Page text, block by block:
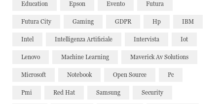
Education Epson Evento Futura
Futura City Gaming GDPR Hp IBM
Intel Intelligenza Artificiale Intervista Iot
Lenovo Machine Learning Maverick Av Solutions
Microsoft Notebook Open Source Pc
Pmi Red Hat Samsung Security